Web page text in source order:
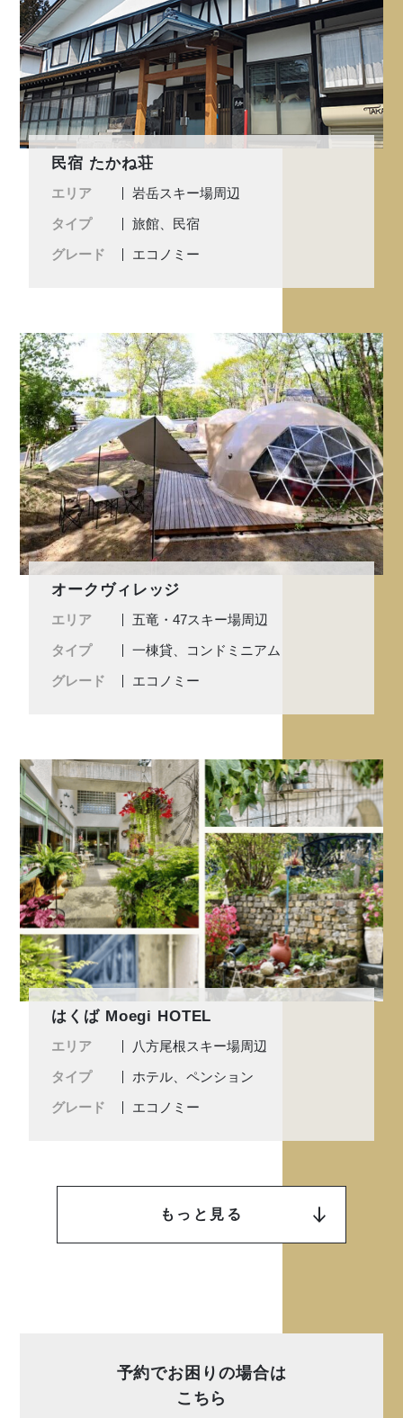
民宿 たかね荘
エリア
岩岳スキー場周辺
タイプ
旅館、民宿
グレード
エコノミー
オークヴィレッジ
エリア
五竜・47スキー場周辺
タイプ
一棟貸、コンドミニアム
グレード
エコノミー
はくば Moegi HOTEL
エリア
八方尾根スキー場周辺
タイプ
ホテル、ペンション
グレード
エコノミー
もっと見る
予約でお困りの場合は
こちら